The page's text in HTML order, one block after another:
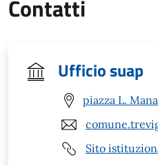
Contatti
Ufficio suap
piazza L.
Sito